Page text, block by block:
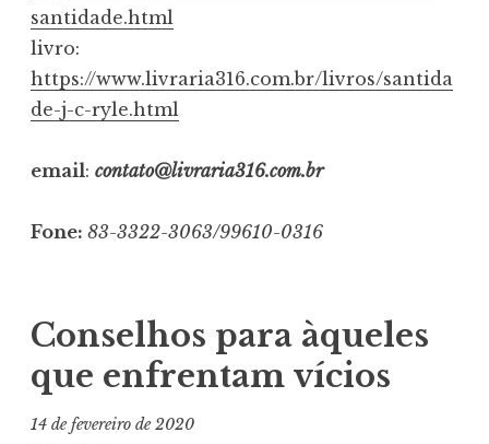
santidade.html
livro:
https://www.livraria316.com.br/livros/santida
de-j-c-ryle.html
email: contato@livraria316.com.br
Fone: 83-3322-3063/99610-0316
Conselhos para àqueles
que enfrentam vícios
14 de fevereiro de 2020